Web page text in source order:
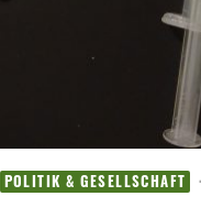
POLITIK & GESELLSCHAFT ·